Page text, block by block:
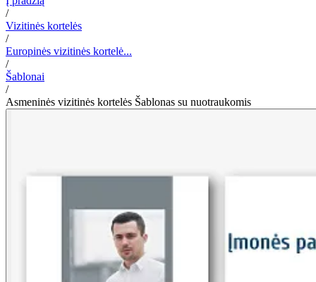
/
Vizitinės kortelės
/
Europinės vizitinės kortelė...
/
Šablonai
/
Asmeninės vizitinės kortelės Šablonas su nuotraukomis